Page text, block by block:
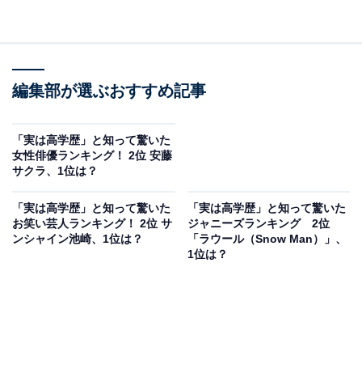
お笑い界のトップに君臨し続けるさんまさんは、68歳と
にフジテレビ系）では大勢の共演者がいる現場を1人で
仕切り、爆笑トークを繰り広げています。
回答者からは、「お喋りがとても面白いから（40代女
性）」「ダントツの回転はやさ（50代女性）」「圧倒的
編集部が選ぶおすすめ記事
「実は高学歴」と知って驚いた
女性俳優ランキング！ 2位 安藤
サクラ、1位は？
「実は高学歴」と知って驚いた
お笑い芸人ランキング！ 2位 サ
ンシャイン池崎、1位は？
「実は高学歴」と知って驚いた
ジャニーズランキング 2位
「ラウール（Snow Man）」、
1位は？